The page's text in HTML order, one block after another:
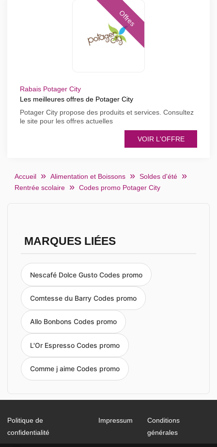
Offres
Rabais Potager City
Les meilleures offres de Potager City
Potager City propose des produits et services. Consultez
le site pour les offres actuelles
VOIR L'OFFRE
Accueil Alimentation et Boissons
Soldes d'été
Rentrée scolaire
Codes promo Potager City
MARQUES LIÉES
Nescafé Dolce Gusto Codes promo
Comtesse du Barry Codes promo
Allo Bonbons Codes promo
L'Or Espresso Codes promo
Comme j aime Codes promo
Politique de
confidentialité
Impressum
Conditions
générales